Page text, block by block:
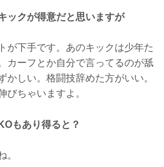
クが得意だと思いますが
が下手です。あのキックは少年た
カーフとか自分で言ってるのが舐
かしい。格闘技辞めた方がいい。
びちゃいますよ。
もあり得ると？
。